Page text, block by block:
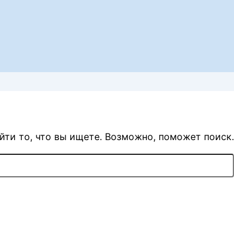
то, что вы ищете. Возможно, поможет поиск.